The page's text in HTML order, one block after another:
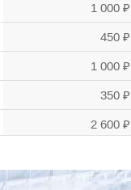
1 000 ₽
450 ₽
1 000 ₽
350 ₽
2 600 ₽
3 800 ₽